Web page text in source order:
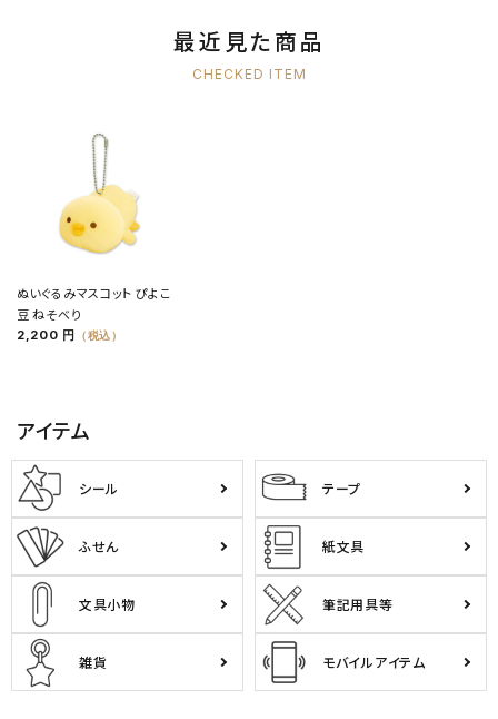
最近見た商品
CHECKED ITEM
ぬいぐるみマスコット ぴよこ
豆 ねそべり
2,200 円 （税込）
アイテム
シール テープ
ふせん 紙文具
文具小物 筆記用具等
雑貨 モバイルアイテム